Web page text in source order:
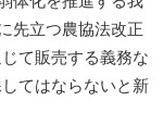
先立つ農協法改正
て販売する義務な
てはならないと新